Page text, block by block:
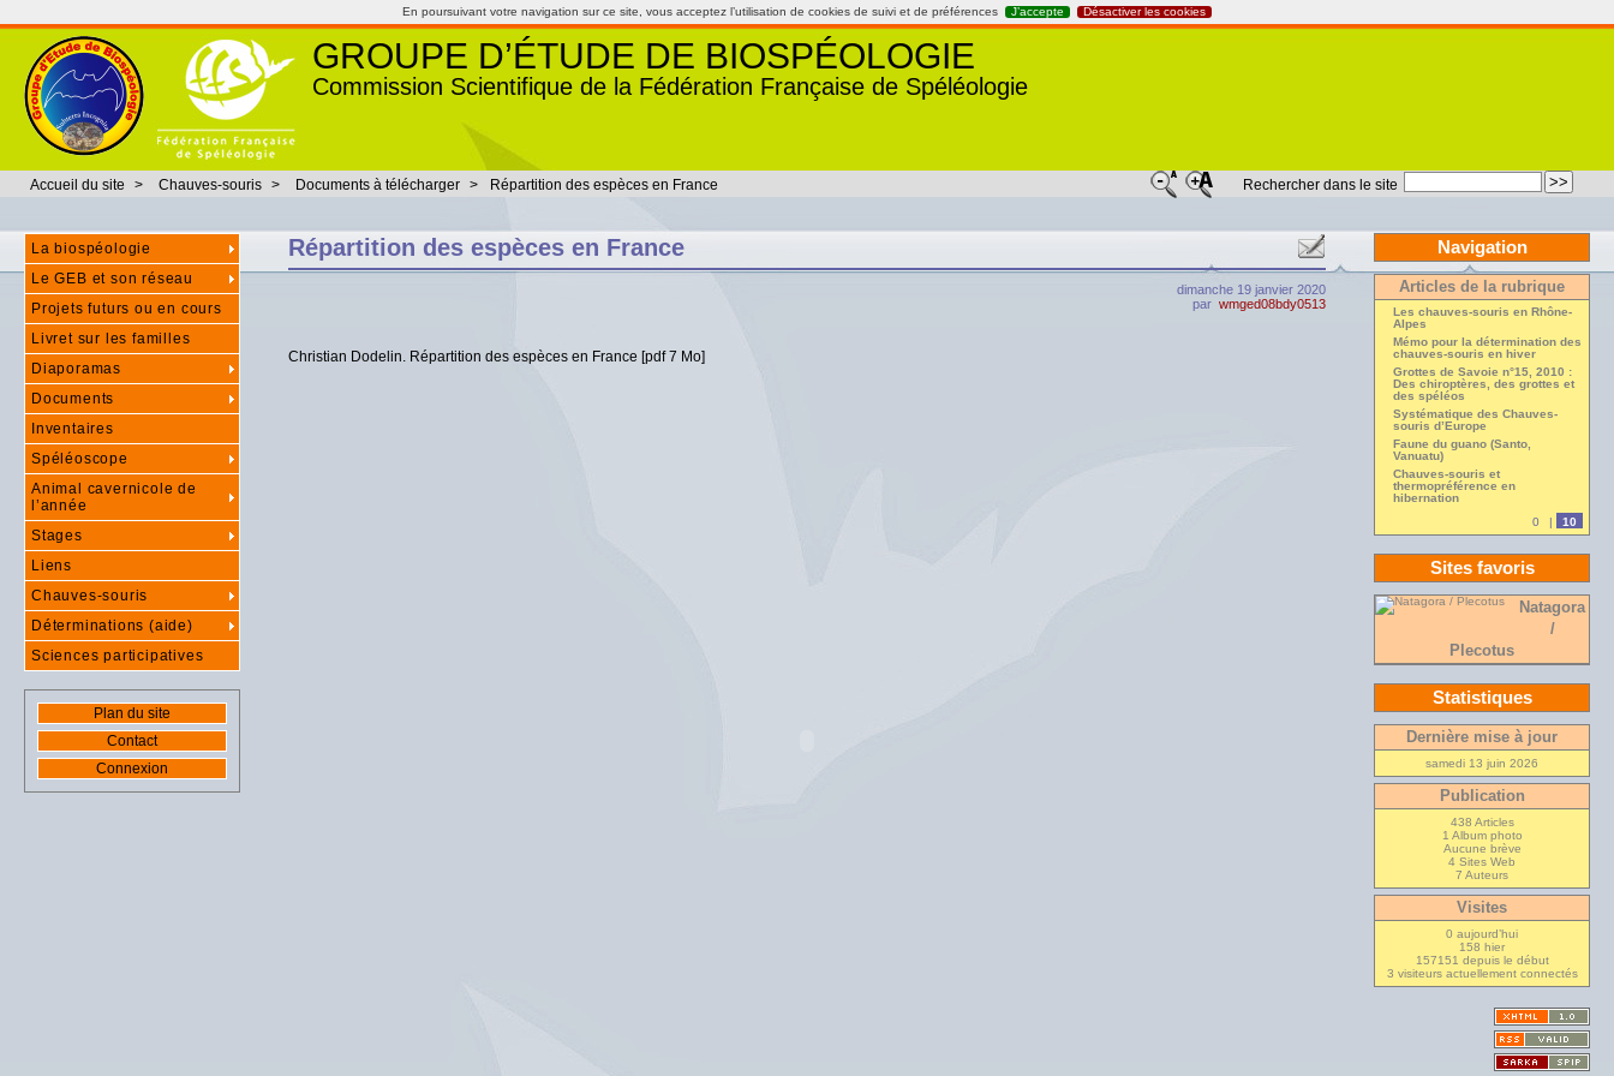
En poursuivant votre navigation sur ce site, vous acceptez l’utilisation de cookies de suivi et de préférences J’accepte Désactiver les cookies
GROUPE D’ÉTUDE DE BIOSPÉOLOGIE
Commission Scientifique de la Fédération Française de Spéléologie
Rechercher dans le site
Accueil du site > Chauves-souris > Documents à télécharger > Répartition des espèces en France
Répartition des espèces en France
dimanche 19 janvier 2020
par wmged08bdy0513
Christian Dodelin. Répartition des espèces en France [pdf 7 Mo]
La biospéologie
Le GEB et son réseau
Projets futurs ou en cours
Livret sur les familles
Diaporamas
Documents
Inventaires
Spéléoscope
Animal cavernicole de
l’année
Stages
Liens
Chauves-souris
Déterminations (aide)
Sciences participatives
Plan du site
Contact
Connexion
Navigation
Articles de la rubrique
Les chauves-souris en Rhône-
Alpes
Mémo pour la détermination des
chauves-souris en hiver
Grottes de Savoie n°15, 2010 :
Des chiroptères, des grottes et
des spéléos
Systématique des Chauves-
souris d’Europe
Faune du guano (Santo,
Vanuatu)
Chauves-souris et
thermopréférence en
hibernation
0
| 10
Sites favoris
Natagora
/
Plecotus
Statistiques
Dernière mise à jour
samedi 13 juin 2026
Publication
438 Articles
1 Album photo
Aucune brève
4 Sites Web
7 Auteurs
Visites
0 aujourd’hui
158 hier
157151 depuis le début
3 visiteurs actuellement connectés